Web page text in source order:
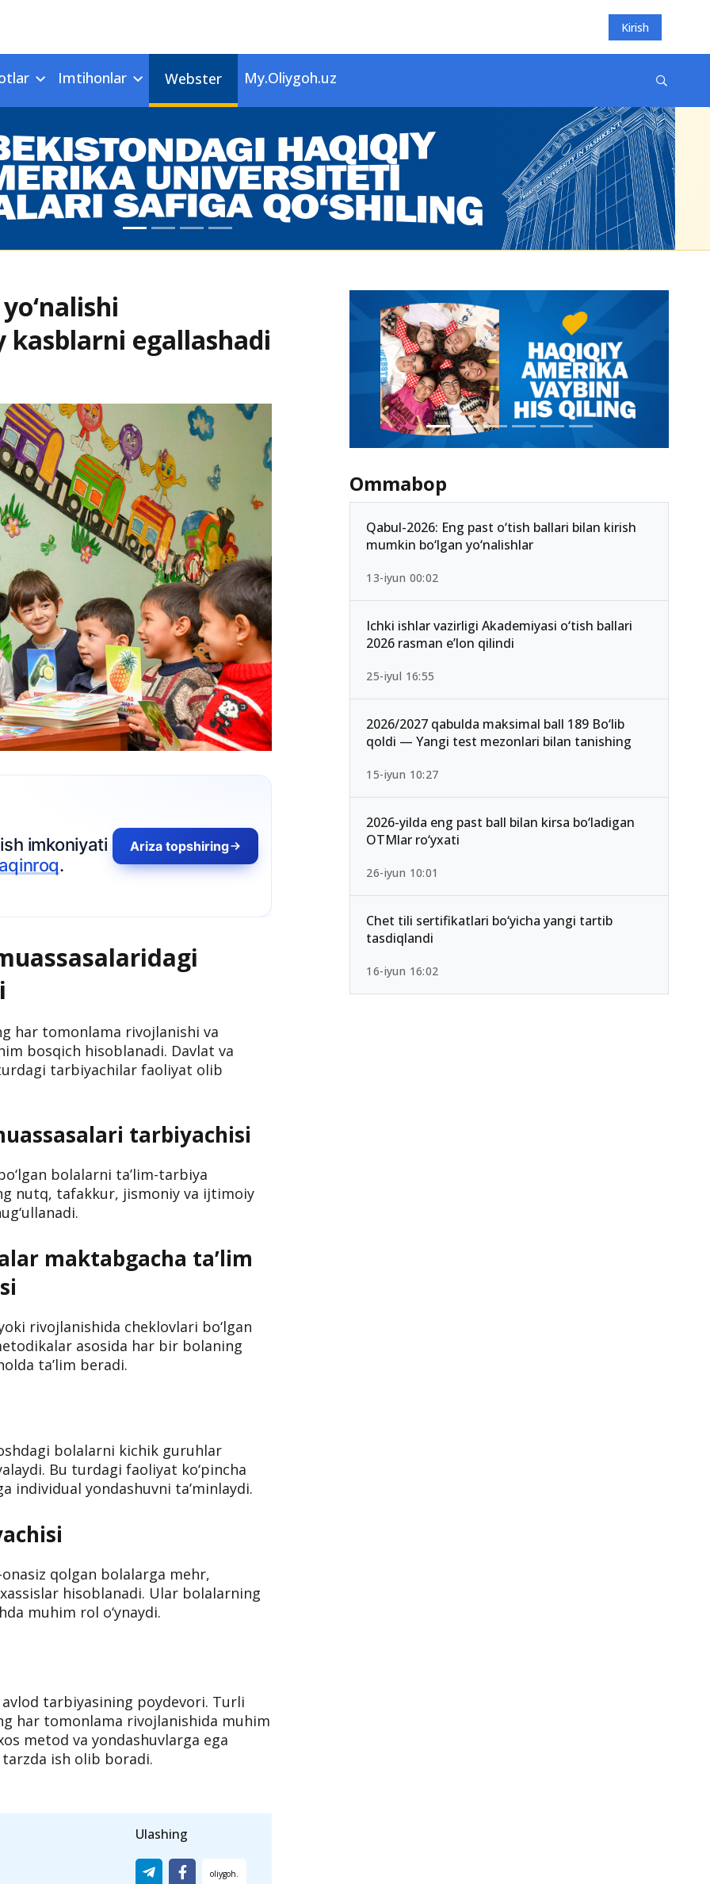
Kirish
Imtihonlar Webster My.Oliygoh.uz
egallashadi
har tomonlama rivojlanishi va
bosqich hisoblanadi. Davlat va
tarbiyachilar faoliyat olib
tarbiyachisi
bolalarni ta’lim-tarbiya
maktabgacha ta’lim
rivojlanishida cheklovlari bo‘lgan
asosida har bir bolaning
ta’lim beradi.
bolalarni kichik guruhlar
Bu turdagi faoliyat ko‘pincha
individual yondashuvni ta’minlaydi.
hisoblanadi. Ular bolalarning
muhim rol o‘ynaydi.
har tomonlama rivojlanishida muhim
metod va yondashuvlarga ega
tarzda ish olib boradi.
Ommabop
Qabul-2026: Eng past o‘tish ballari bilan kirish
mumkin bo‘lgan yo‘nalishlar
13-iyun 00:02
Ichki ishlar vazirligi Akademiyasi o‘tish ballari
2026 rasman e’lon qilindi
25-iyul 16:55
2026/2027 qabulda maksimal ball 189 Bo‘lib
qoldi — Yangi test mezonlari bilan tanishing
15-iyun 10:27
2026-yilda eng past ball bilan kirsa bo‘ladigan
OTMlar ro‘yxati
26-iyun 10:01
Chet tili sertifikatlari bo‘yicha yangi tartib
tasdiqlandi
16-iyun 16:02